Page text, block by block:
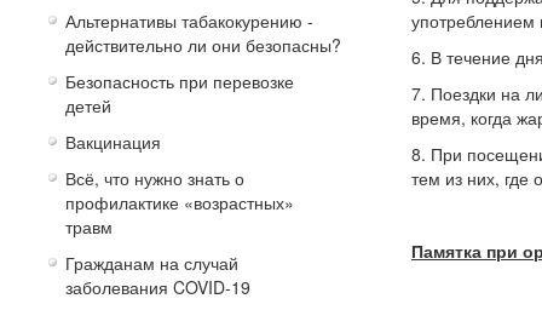
Альтернативы табакокурению -
действительно ли они безопасны?
Безопасность при перевозке
детей
Вакцинация
Всё, что нужно знать о
профилактике «возрастных»
травм
Гражданам на случай
заболевания COVID-19
употреблением
6. В течение
7. Поездки на
время, когда
8. При
тем из них, где
Памятка при